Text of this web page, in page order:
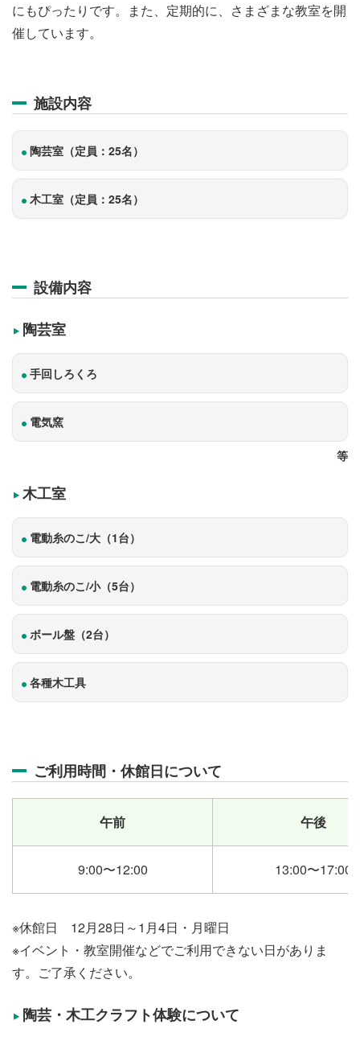
にもぴったりです。また、定期的に、さまざまな教室を開
催しています。
施設内容
陶芸室（定員：25名）
木工室（定員：25名）
設備内容
陶芸室
手回しろくろ
電気窯
等
木工室
電動糸のこ/大（1台）
電動糸のこ/小（5台）
ボール盤（2台）
各種木工具
ご利用時間・休館日について
午前 午後
9:00〜12:00 13:00〜17:00
※休館日 12月28日～1月4日・月曜日
※イベント・教室開催などでご利用できない日がありま
す。ご了承ください。
陶芸・木工クラフト体験について